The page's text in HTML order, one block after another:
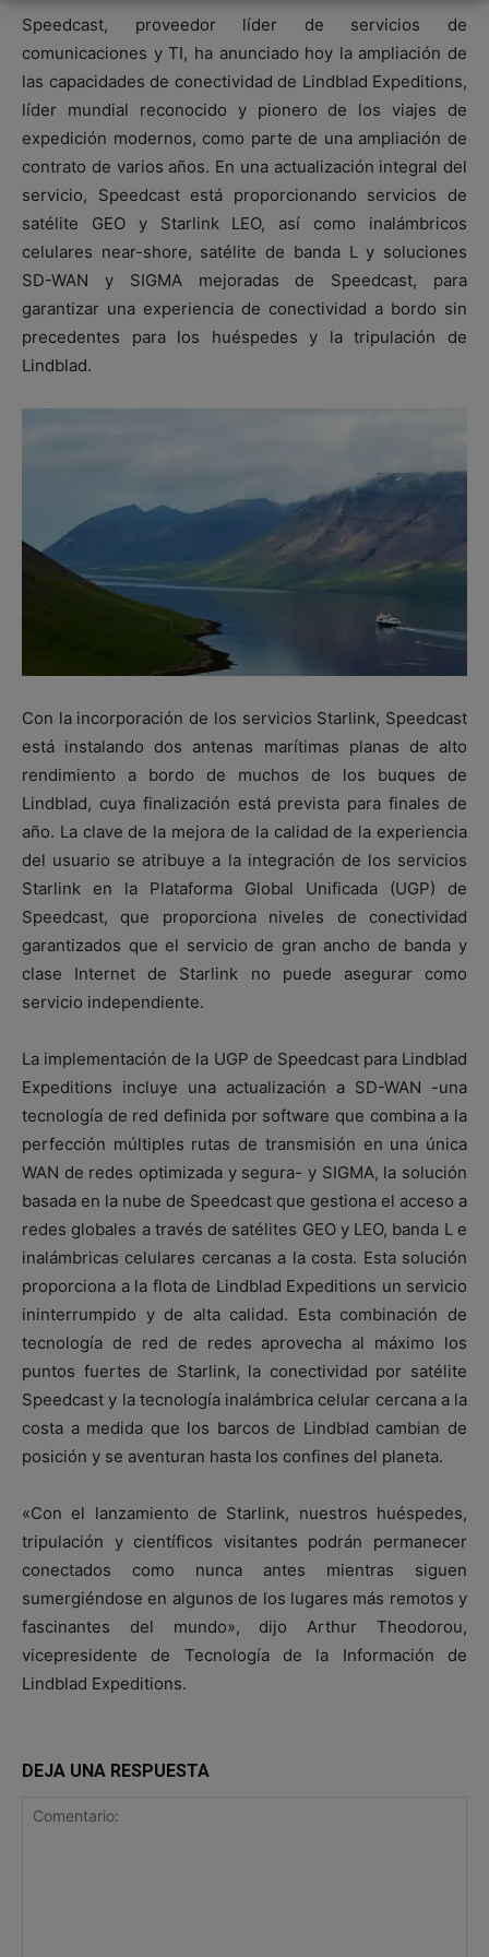
Speedcast, proveedor líder de servicios de
comunicaciones y TI, ha anunciado hoy la ampliación de
las capacidades de conectividad de Lindblad Expeditions,
líder mundial reconocido y pionero de los viajes de
expedición modernos, como parte de una ampliación de
contrato de varios años. En una actualización integral del
servicio, Speedcast está proporcionando servicios de
satélite GEO y Starlink LEO, así como inalámbricos
celulares near-shore, satélite de banda L y soluciones
SD-WAN y SIGMA mejoradas de Speedcast, para
garantizar una experiencia de conectividad a bordo sin
precedentes para los huéspedes y la tripulación de
Lindblad.
Con la incorporación de los servicios Starlink, Speedcast
está instalando dos antenas marítimas planas de alto
rendimiento a bordo de muchos de los buques de
Lindblad, cuya finalización está prevista para finales de
año. La clave de la mejora de la calidad de la experiencia
del usuario se atribuye a la integración de los servicios
Starlink en la Plataforma Global Unificada (UGP) de
Speedcast, que proporciona niveles de conectividad
garantizados que el servicio de gran ancho de banda y
clase Internet de Starlink no puede asegurar como
servicio independiente.
La implementación de la UGP de Speedcast para Lindblad
Expeditions incluye una actualización a SD-WAN -una
tecnología de red definida por software que combina a la
perfección múltiples rutas de transmisión en una única
WAN de redes optimizada y segura- y SIGMA, la solución
basada en la nube de Speedcast que gestiona el acceso a
redes globales a través de satélites GEO y LEO, banda L e
inalámbricas celulares cercanas a la costa. Esta solución
proporciona a la flota de Lindblad Expeditions un servicio
ininterrumpido y de alta calidad. Esta combinación de
tecnología de red de redes aprovecha al máximo los
puntos fuertes de Starlink, la conectividad por satélite
Speedcast y la tecnología inalámbrica celular cercana a la
costa a medida que los barcos de Lindblad cambian de
posición y se aventuran hasta los confines del planeta.
«Con el lanzamiento de Starlink, nuestros huéspedes,
tripulación y científicos visitantes podrán permanecer
conectados como nunca antes mientras siguen
sumergiéndose en algunos de los lugares más remotos y
fascinantes del mundo», dijo Arthur Theodorou,
vicepresidente de Tecnología de la Información de
Lindblad Expeditions.
DEJA UNA RESPUESTA